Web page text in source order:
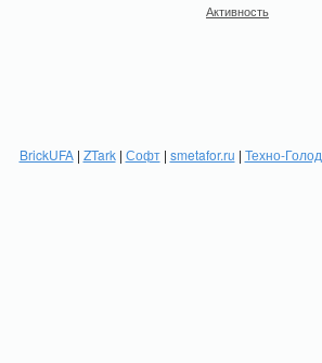
Активность
BrickUFA| ZTark| Софт| smetafor.ru | Техно-Голод